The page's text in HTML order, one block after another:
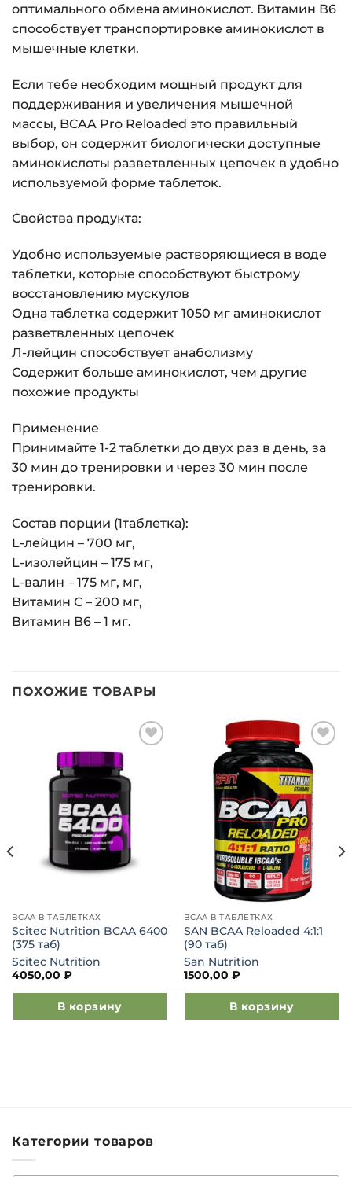
оптимального обмена аминокислот. Витамин В6
способствует транспортировке аминокислот в
мышечные клетки.
Если тебе необходим мощный продукт для
поддерживания и увеличения мышечной
массы, BCAA Pro Reloaded это правильный
выбор, он содержит биологически доступные
аминокислоты разветвленных цепочек в удобно
используемой форме таблеток.
Свойства продукта:
Удобно используемые растворяющиеся в воде
таблетки, которые способствуют быстрому
восстановлению мускулов
Одна таблетка содержит 1050 мг аминокислот
разветвленных цепочек
Л-лейцин способствует анаболизму
Содержит больше аминокислот, чем другие
похожие продукты
Применение
Принимайте 1-2 таблетки до двух раз в день, за
30 мин до тренировки и через 30 мин после
тренировки.
Состав порции (1таблетка):
L-лейцин – 700 мг,
L-изолейцин – 175 мг,
L-валин – 175 мг, мг,
Витамин С – 200 мг,
Витамин В6 – 1 мг.
ПОХОЖИЕ ТОВАРЫ
Добавить
в список
желаний
BCAA В ТАБЛЕТКАХ
Scitec Nutrition BCAA 6400
(375 таб)
Scitec Nutrition
4050,00 ₽
В корзину
Добавить
в список
желаний
BCAA В ТАБЛЕТКАХ
SAN BCAA Reloaded 4:1:1
(90 таб)
San Nutrition
1500,00 ₽
В корзину
Категории товаров